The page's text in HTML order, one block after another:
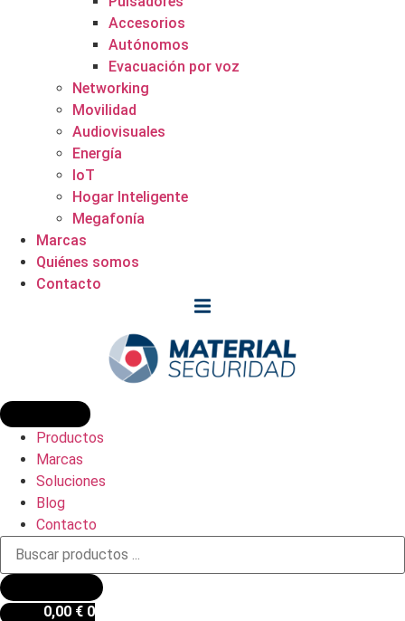
Accesorios
Autónomos
Evacuación por voz
Networking
Movilidad
Audiovisuales
Energía
IoT
Hogar Inteligente
Megafonía
Marcas
Quiénes somos
Contacto
Productos
Marcas
Soluciones
Blog
Contacto
Búsqueda
productos
0,00 € 0